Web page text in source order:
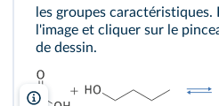
les groupes
l'image et cliquer sur le
de dessin.
lelivrescolaire.fr